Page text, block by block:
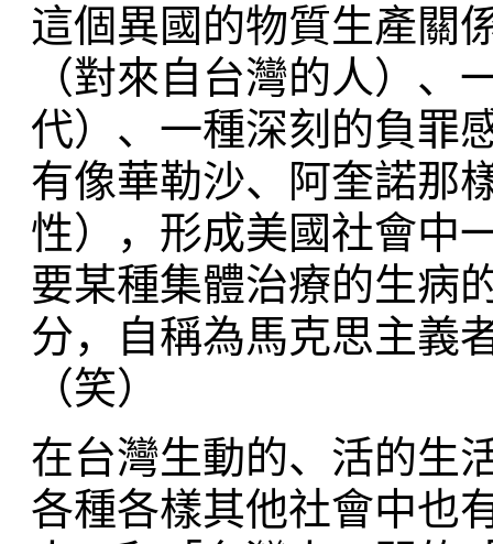
這個異國的物質生產關
（對來自台灣的人）
代）、一種深刻的負罪
有像華勒沙、阿奎諾那
性），形成美國社會中
要某種集體治療的生病
分，自稱為馬克思主義
（笑）
在台灣生動的、活的生
各種各樣其他社會中也